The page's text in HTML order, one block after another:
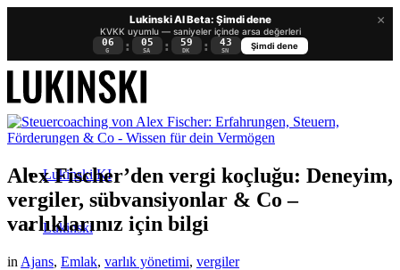
×
Lukinski AI Beta: Şimdi dene
KVKK uyumlu — saniyeler içinde arsa değerleri
06
G : 05
SA : 59
DK : 42
SN
Şimdi dene
Lukinski KI
Lukinski
Alex Fischer’den vergi koçluğu: Deneyim,
vergiler, sübvansiyonlar & Co –
varlıklarınız için bilgi
in Ajans, Emlak, varlık yönetimi, vergiler